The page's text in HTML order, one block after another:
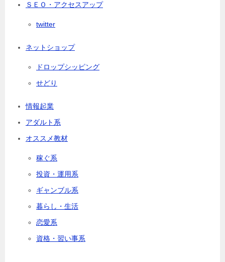
ＳＥＯ・アクセスアップ
twitter
ネットショップ
ドロップシッピング
せどり
情報起業
アダルト系
オススメ教材
稼ぐ系
投資・運用系
ギャンブル系
暮らし・生活
恋愛系
資格・習い事系